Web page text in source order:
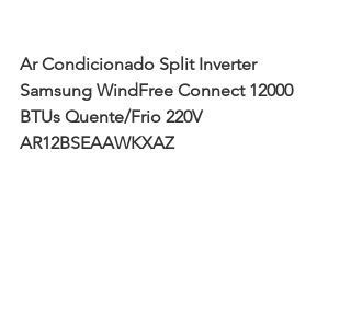
Ar Condicionado Split Inverter
Samsung WindFree Connect 12000
BTUs Quente/Frio 220V
AR12BSEAAWKXAZ